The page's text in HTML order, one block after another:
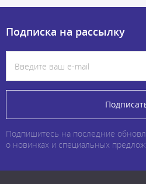
Подписка на рассылку
Подпишитесь на последние
о новинках и специальных